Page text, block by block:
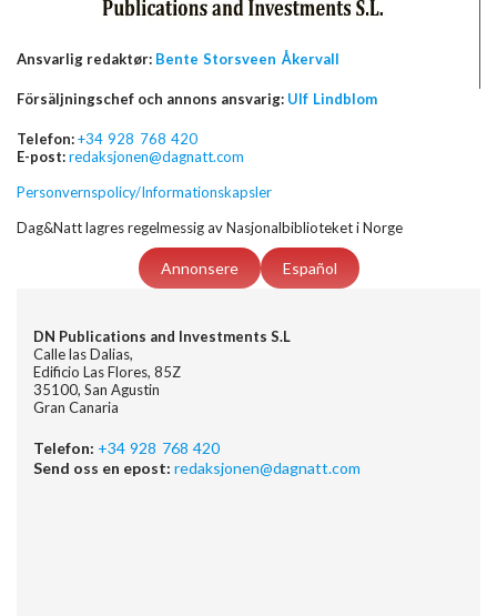
Ansvarlig redaktør: Bente Storsveen Åkervall
Försäljningschef och annons ansvarig: Ulf Lindblom
Telefon:+34 928 768 420
E-post:redaksjonen@dagnatt.com
Personvernspolicy/Informationskapsler
Dag&Natt lagres regelmessig av Nasjonalbiblioteket i Norge
Annonsere Español
DN Publications and Investments S.L
Calle las Dalias,
Edificio Las Flores, 85Z
35100, San Agustin
Gran Canaria
Telefon: +34 928 768 420
Send oss en epost: redaksjonen@dagnatt.com